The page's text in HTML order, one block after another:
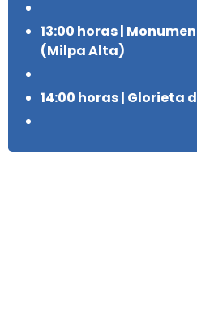
13:00 horas |
(Milpa Alta)
14:00 horas | Glorieta